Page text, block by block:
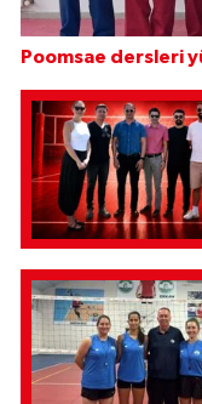
Poomsae dersleri